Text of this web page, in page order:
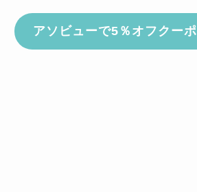
アソビューで5％オフクー